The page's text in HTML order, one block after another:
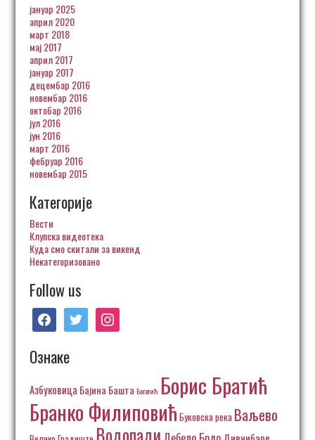
јануар 2025
април 2020
март 2018
мај 2017
април 2017
јануар 2017
децембар 2016
новембар 2016
октобар 2016
јул 2016
јун 2016
март 2016
фебруар 2016
новембар 2015
Категорије
Вести
Клупска видеотека
Куда смо скитали за викенд
Некатегоризовано
Follow us
facebooktwitter instagram
Ознаке
Азбуковица Бајина Башта Богатић Борис Братић
Бранко Филиповић Буковска река Ваљево
Водопади